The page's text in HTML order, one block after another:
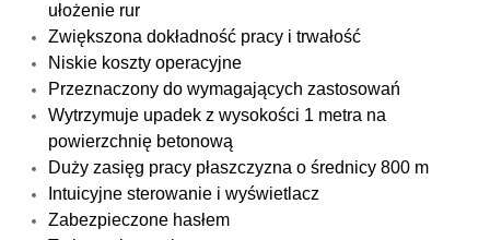
ułożenie rur
Zwiększona dokładność pracy i trwałość
Niskie koszty operacyjne
Przeznaczony do wymagających zastosowań
Wytrzymuje upadek z wysokości 1 metra na
powierzchnię betonową
Duży zasięg pracy płaszczyzna o średnicy 800 m
Intuicyjne sterowanie i wyświetlacz
Zabezpieczone hasłem